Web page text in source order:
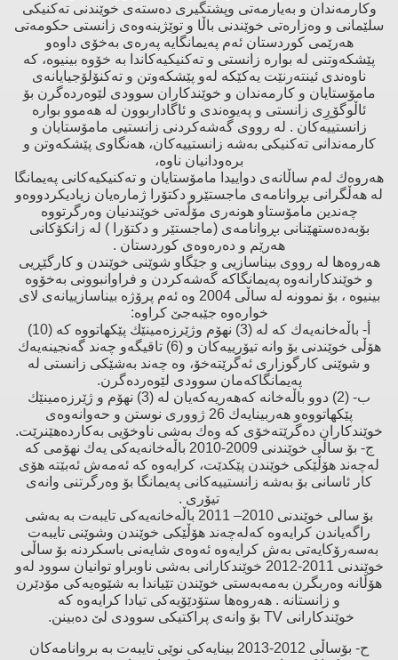
وكارمەندان و بەیارمەتی وپشتگیری دەستەی خوێندنی تەكنیكی
سلێمانی و وەزارەتی خوێندنی باڵا و توێژینەوەی زانستی حكومەتی
هەرێمی كوردستان ئەم پەیمانگایە پەرەی بەخۆی داوەو
پێشكەوتنی لە بوارە زانستی و تەكنیكیەكاندا بە خۆوە بینیوە، كە
ناوەندی ئینتەرنێت یەكێكە لەو پێشكەوتن و تەكنۆلۆجیایانەی
مامۆستایان و كارمەندان و خوێندكاران سوودی لێوەردەگرن بۆ
ئاڵوگۆڕِی زانستی و پەیوەندی و ئاگاداربوون لە هەموو بوارە
زانستییەكان . لە رووی گەشەكردنی زانستیی مامۆستایان و
كارمەندانی تەكنیكی بەشە زانستییەكان، هەنگاوی پێشكەوتن و
برەودانیان ناوە،
هەروەك لەم ساڵانەی دواییدا مامۆستایان و تەكنیكیەكانی پەیمانگا
لە هەڵگرانی بڕوانامەی ماجستێرو دكتۆرا ژمارەیان زیادیكردووەو
چەندین مامۆستاو هونەری مۆڵەتی خوێندنیان وەرگرتووە
بۆبەدەستهێنانی بڕوانامەی (ماجستێر و دكتۆرا ) لە زانكۆكانی
هەرێم و دەرەوەی كوردستان .
هەروەها لە رووی بیناسازیی و جێگاو شوێنی خوێندن و كارگێڕیی
و خوێندكارانەوە پەیمانگاكە گەشەكردن و فراوانبوونی بەخۆوە
بینیوە ، بۆ نموونە لە ساڵی 2004 وە ئەم پرۆژە بیناسازییانەی لای
خوارەوە جێبەجێ‌ كراوە:
أ‌- باڵەخانەیەك كە لە (3) نهۆم وژێرزەمینێك پێكهاتووە كە (10)
هۆڵی خوێندنی بۆ وانە تیۆرییەكان و (6) تاقیگەو چەند گەنجینەیەك
و شوێنی كارگوزاری ئەگرێتەخۆ، وە چەند بەشێكی زانستی لە
پەیمانگاكەمان سوودی لێوەردەگرن.
ب‌- (2) دوو باڵەخانە كەهەریەكەیان لە (3) نهۆم و ژێرزەمینێك
پێكهاتووەو هەربینایەك 26 ژووری نوستن و حەوانەوەی
خوێندكاران دەگرێتەخۆی كە وەك بەشی ناوخۆیی بەكاردەهێنرێت.
ج‌- بۆ ساڵی خوێندنی 2009-2010 باڵەخانەیەكی یەك نهۆمی كە
لەچەند هۆڵێكی خوێندن پێكدێت، كرایەوە كە ئەمەش ئەبێتە هۆی
كار ئاسانی بۆ بەشە زانستییەكانی پەیمانگا بۆ وەرگرتنی وانەی
تیۆری .
بۆ سالی خوێندنی 2010– 2011 باڵەخانەیەكی تایبەت بە بەشی
راگەیاندن كرایەوە كەلەچەند هۆڵێكی خوێندن وشوێنی تایبەت
بەسەرۆكایەتی بەش كرایەوە ئەوەی شایەنی باسكردنە بۆ ساڵی
خوێندنی 2011-2012 خوێندكارانی بەشی ناوبراو توانیان سوود لەو
هۆڵانە وەربگرن بەمەبەستی خوێندن تێیاندا بە شێوەیەكی مۆدێرن
و زانستانە . هەروەها ستۆدێۆیەكی تیادا كرایەوە كە
خوێندكارانی TV بۆ وانەی پراكتیكی سوودی لێ‌ دەبینن.
ح‌- بۆساڵی 2012-2013 بینایەكی نوێی تایبەت بە بروانامەكان